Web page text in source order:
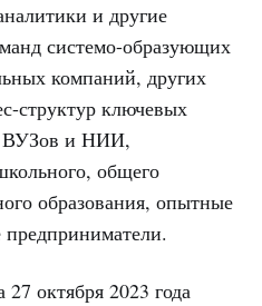
и другие
системо-образующих
компаний, других
структур ключевых
ВУЗов и НИИ,
общего
образования, опытные
октября 2023 года